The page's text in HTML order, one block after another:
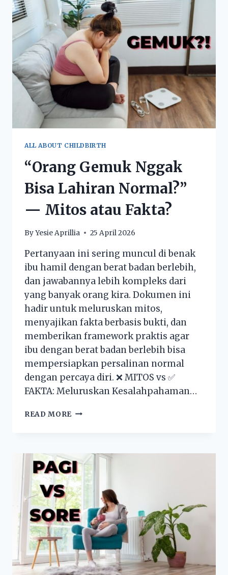
ALL ABOUT CHILDBIRTH
“Orang Gemuk Nggak
Bisa Lahiran Normal?”
— Mitos atau Fakta?
ByYesie Aprillia 25 April 2026
Pertanyaan ini sering muncul di benak
ibu hamil dengan berat badan berlebih,
dan jawabannya lebih kompleks dari
yang banyak orang kira. Dokumen ini
hadir untuk meluruskan mitos,
menyajikan fakta berbasis bukti, dan
memberikan framework praktis agar
ibu dengan berat badan berlebih bisa
mempersiapkan persalinan normal
dengan percaya diri. ❌ MITOS vs ✅
FAKTA: Meluruskan Kesalahpahaman…
READ MORE